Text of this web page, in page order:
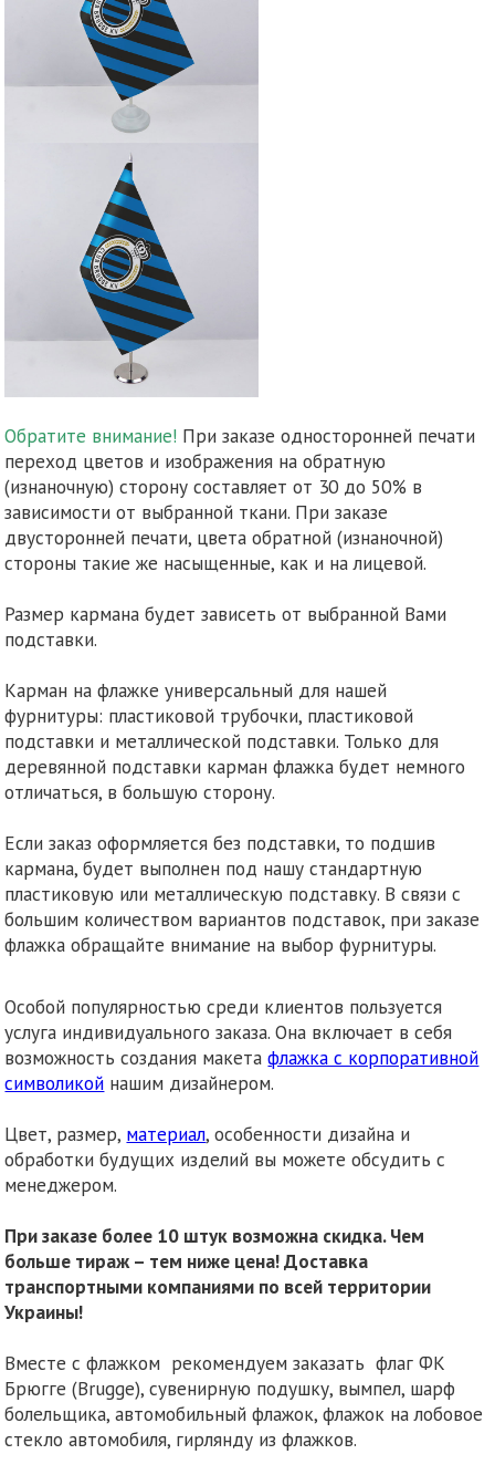
Обратите внимание! При заказе односторонней печати
переход цветов и изображения на обратную
(изнаночную) сторону составляет от 30 до 50% в
зависимости от выбранной ткани. При заказе
двусторонней печати, цвета обратной (изнаночной)
стороны такие же насыщенные, как и на лицевой.
Размер кармана будет зависеть от выбранной Вами
подставки.
Карман на флажке универсальный для нашей
фурнитуры: пластиковой трубочки, пластиковой
подставки и металлической подставки. Только для
деревянной подставки карман флажка будет немного
отличаться, в большую сторону.
Если заказ оформляется без подставки, то подшив
кармана, будет выполнен под нашу стандартную
пластиковую или металлическую подставку. В связи с
большим количеством вариантов подставок, при заказе
флажка обращайте внимание на выбор фурнитуры.
Особой популярностью среди клиентов пользуется
услуга индивидуального заказа. Она включает в себя
возможность создания макетафлажка с корпоративной
символикой нашим дизайнером.
Цвет, размер, материал, особенности дизайна и
обработки будущих изделий вы можете обсудить с
менеджером.
При заказе более 10 штук возможна скидка. Чем
больше тираж – тем ниже цена!Доставка
транспортными компаниями по всей территории
Украины!
Вместе с флажком рекомендуем заказать флаг ФК
Брюгге (Brugge), сувенирную подушку, вымпел, шарф
болельщика, автомобильный флажок, флажок на лобовое
стекло автомобиля, гирлянду из флажков.